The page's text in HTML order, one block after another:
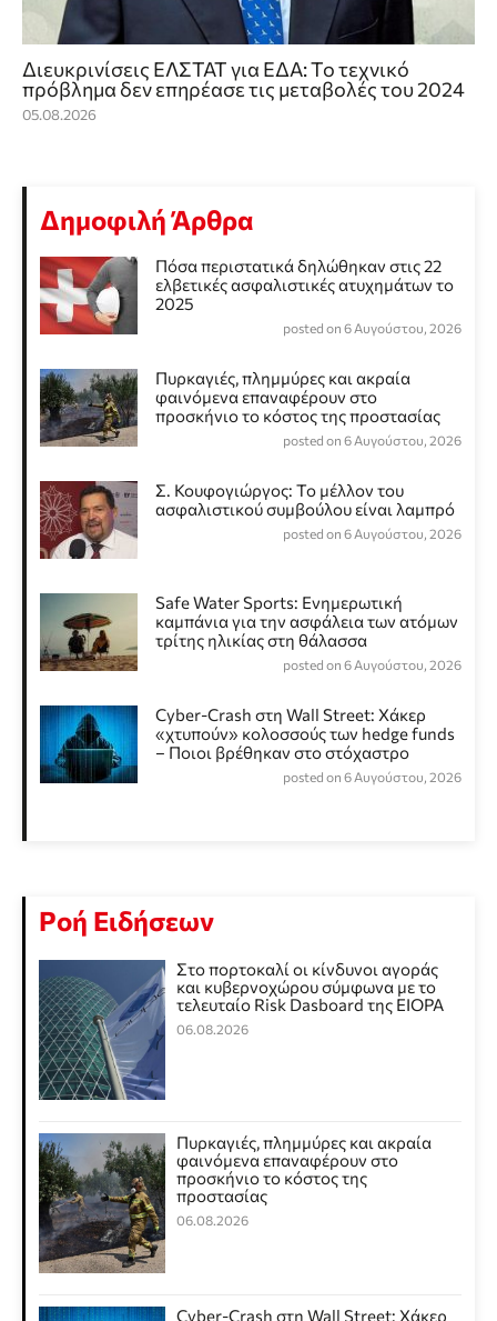
Διευκρινίσεις ΕΛΣΤΑΤ για ΕΔΑ: Το τεχνικό
πρόβλημα δεν επηρέασε τις μεταβολές του 2024
05.08.2026
Δημοφιλή Άρθρα
Πόσα περιστατικά δηλώθηκαν στις 22
ελβετικές ασφαλιστικές ατυχημάτων το
2025
posted on 6 Αυγούστου, 2026
Πυρκαγιές, πλημμύρες και ακραία
φαινόμενα επαναφέρουν στο
προσκήνιο το κόστος της προστασίας
posted on 6 Αυγούστου, 2026
Σ. Κουφογιώργος: To μέλλον του
ασφαλιστικού συμβούλου είναι λαμπρό
posted on 6 Αυγούστου, 2026
Safe Water Sports: Eνημερωτική
καμπάνια για την ασφάλεια των ατόμων
τρίτης ηλικίας στη θάλασσα
posted on 6 Αυγούστου, 2026
Cyber-Crash στη Wall Street: Χάκερ
«χτυπούν» κολοσσούς των hedge funds
– Ποιοι βρέθηκαν στο στόχαστρο
posted on 6 Αυγούστου, 2026
Ροή Ειδήσεων
Στο πορτοκαλί οι κίνδυνοι αγοράς
και κυβερνοχώρου σύμφωνα με το
τελευταίο Risk Dasboard της EIOPA
06.08.2026
Πυρκαγιές, πλημμύρες και ακραία
φαινόμενα επαναφέρουν στο
προσκήνιο το κόστος της
προστασίας
06.08.2026
Cyber-Crash στη Wall Street: Χάκερ